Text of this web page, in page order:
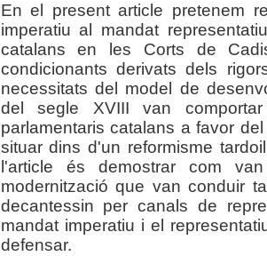
En el present article pretenem
imperatiu al mandat
catalans en les Corts de
condicionants derivats dels
necessitats del model de
del segle XVIII van
parlamentaris catalans a favor
situar dins d'un reformisme
l'article és demostrar com
modernització que van conduir
decantessin per canals de
mandat imperatiu i el
defensar.